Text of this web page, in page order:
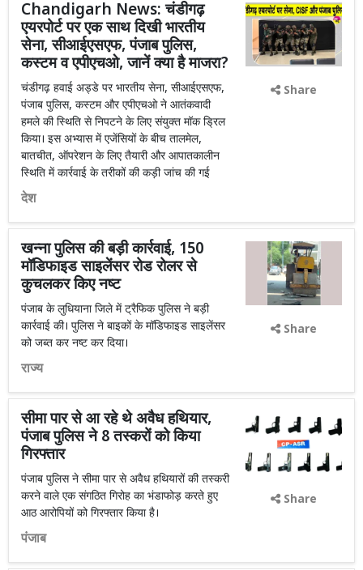
Chandigarh News: चंडीगढ़
एयरपोर्ट पर एक साथ दिखी भारतीय
सेना, सीआईएसएफ, पंजाब पुलिस,
कस्टम व एपीएचओ, जानें क्या है माजरा?
चंडीगढ़ हवाई अड्डे पर भारतीय सेना, सीआईएसएफ,
पंजाब पुलिस, कस्टम और एपीएचओ ने आतंकवादी
हमले की स्थिति से निपटने के लिए संयुक्त मॉक ड्रिल
किया। इस अभ्यास में एजेंसियों के बीच तालमेल,
बातचीत, ऑपरेशन के लिए तैयारी और आपातकालीन
स्थिति में कार्रवाई के तरीकों की कड़ी जांच की गई
देश
Share
खन्ना पुलिस की बड़ी कार्रवाई, 150
मॉडिफाइड साइलेंसर रोड रोलर से
कुचलकर किए नष्ट
पंजाब के लुधियाना जिले में ट्रैफिक पुलिस ने बड़ी
कार्रवाई की। पुलिस ने बाइकों के मॉडिफाइड साइलेंसर
को जब्त कर नष्ट कर दिया।
राज्य
Share
सीमा पार से आ रहे थे अवैध हथियार,
पंजाब पुलिस ने 8 तस्करों को किया
गिरफ्तार
पंजाब पुलिस ने सीमा पार से अवैध हथियारों की तस्करी
करने वाले एक संगठित गिरोह का भंडाफोड़ करते हुए
आठ आरोपियों को गिरफ्तार किया है।
पंजाब
Share